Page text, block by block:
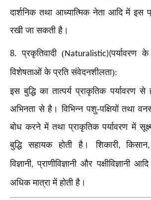
दार्शनिक तथा आध्यात्मिक नेता आदि में इस
रखी जा सकती है।
8.प्रकृतिवादी (Naturalistic)(पर्यावरण
विशेषताओं के प्रति संवेदनशीलता):
इस बुद्धि का तात्पर्य प्राकृतिक पर्यावरण
अभिनता से है। विभिन्न पशु-पक्षियों तथा
बोध करने में तथा प्राकृतिक पर्यावरण में
बुद्धि सहायक होती है। शिकारी,किसान
विज्ञानी,प्राणीविज्ञानी और पक्षीविज्ञानी
अधिक मात्रा में होती है।